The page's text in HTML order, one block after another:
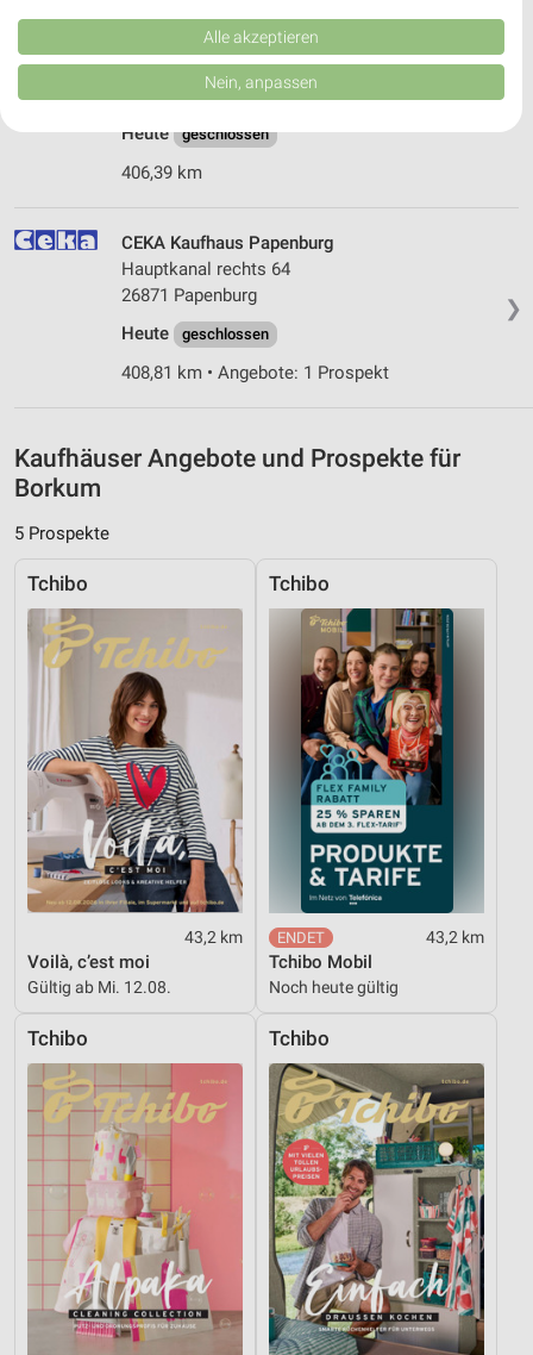
Woolworth Leer
Mühlenstr. 128
26789 Leer
Heute geschlossen
406,39 km
❯
CEKA Kaufhaus Papenburg
Hauptkanal rechts 64
26871 Papenburg
Heute
geschlossen
408,81 km • Angebote: 1 Prospekt
Kaufhäuser Angebote und Prospekte für
Borkum
5 Prospekte
Tchibo
43,2 km
Voilà, c’est moi
Gültig ab Mi. 12.08.
Tchibo
43,2 km
Tchibo Mobil
Noch heute gültig
Tchibo Tchibo
Kombinationen von Daten aus verschiedenen Quellen. Entwicklung und
Verbesserung der Angebote. Verwendung reduzierter Daten zur Auswahl
von Inhalten.
Daten können außerhalb der Europäischen Union weitergegeben und in die
USA gesendet werden.
Website/App.
Partnerliste anzeigen (1 IAB-Anbieter)
IAB-Verarbeitungszwecke:
Speichern von oder Zugriff auf Informationen
auf einem Endgerät
Verwendung reduzierter Daten zur Auswahl von
Verwendung von Profilen zur Auswahl
personalisierter Werbung
Erstellung von Profilen zur Personalisierung
Verwendung von Profilen zur Auswahl
personalisierter Inhalte
Messung der Werbeleistung
Messung der Performance von Inhalten
Analyse von Zielgruppen durch Statistiken oder
Kombinationen von Daten aus verschiedenen
Quellen
Entwicklung und Verbesserung der Angebote
Verwendung reduzierter Daten zur Auswahl von
IAB-Besonderheiten:
Geräte anhand von aktiv angeforderten
Informationen identifizieren
Nicht-IAB-Verarbeitungszwecke:
Notwendig
Performance
Funktional
Werbung
Alle akzeptieren
Nein, anpassen